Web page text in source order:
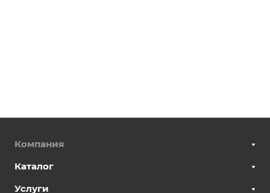
Компания
Каталог
Услуги